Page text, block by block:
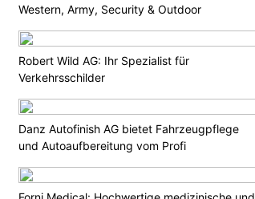
Western, Army, Security & Outdoor
Robert Wild AG: Ihr Spezialist für
Verkehrsschilder
Danz Autofinish AG bietet Fahrzeugpflege
und Autoaufbereitung vom Profi